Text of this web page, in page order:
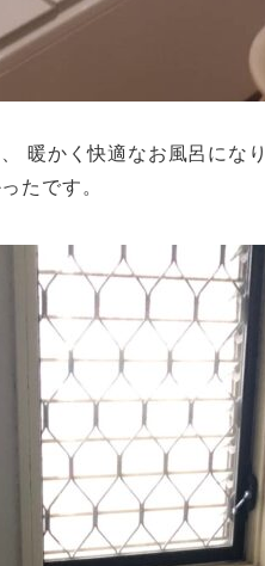
暖かく快適なお風呂になり
たです。